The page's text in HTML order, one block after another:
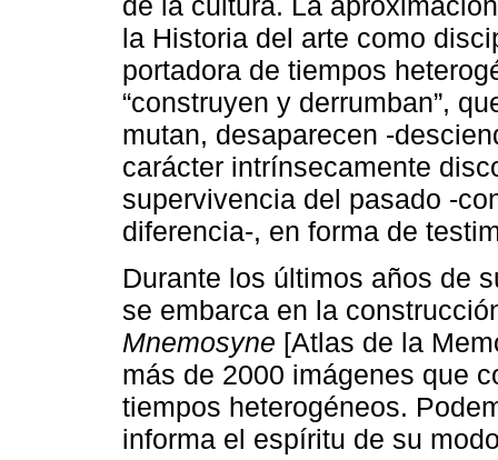
la Historia del arte como
portadora de tiempos
“construyen y derrumban”,
mutan, desaparecen -
carácter intrínsecamente
supervivencia del pasado -
diferencia-, en forma de
Durante los últimos años de
se embarca en la
Mnemosyne [Atlas de la
más de 2000 imágenes que
tiempos heterogéneos.
informa el espíritu de su